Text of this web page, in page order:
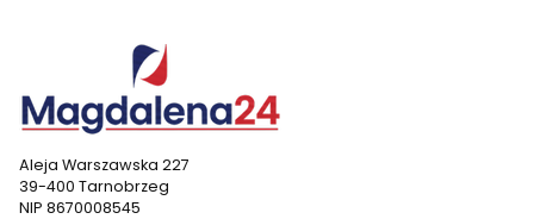
Aleja Warszawska 227
39-400 Tarnobrzeg
NIP 8670008545